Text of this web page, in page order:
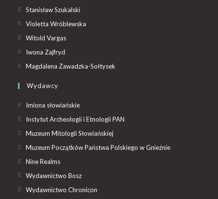
Stanisław Szukalski
Violetta Wróblewska
Witold Vargas
Iwona Zajfryd
Magdalena Zawadzka-Sołtysek
Wydawcy
Imiona słowiańskie
Instytut Archeologii i Etnologii PAN
Muzeum Mitologii Słowiańskiej
Muzeum Początków Państwa Polskiego w Gnieźnie
Nine Realms
Wydawnictwo Bosz
Wydawnictwo Chronicon